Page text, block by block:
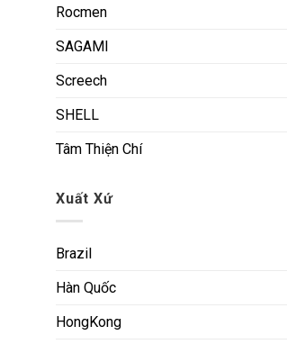
Rocmen
SAGAMI
Screech
SHELL
Tâm Thiện Chí
Xuất Xứ
Brazil
Hàn Quốc
HongKong